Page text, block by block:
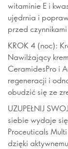
witaminie E i
ujędrnia i
przed
KROK 4 (noc):
Nawilżający
CeramidesPro i
regeneracji i
obudzić się ze
UZUPEŁNIJ
siebie wydaje
Proceuticals
dzięki